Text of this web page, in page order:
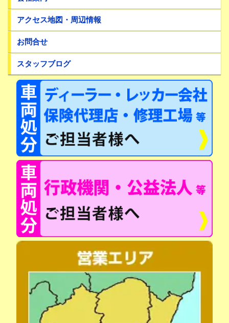
アクセス地図・周辺情報
お問合せ
スタッフブログ